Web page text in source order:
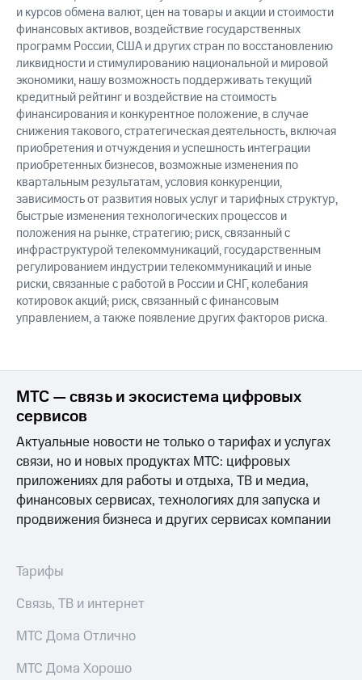
и курсов обмена валют, цен на товары и акции и стоимости
финансовых активов, воздействие государственных
программ России, США и других стран по восстановлению
ликвидности и стимулированию национальной и мировой
экономики, нашу возможность поддерживать текущий
кредитный рейтинг и воздействие на стоимость
финансирования и конкурентное положение, в случае
снижения такового, стратегическая деятельность, включая
приобретения и отчуждения и успешность интеграции
приобретенных бизнесов, возможные изменения по
квартальным результатам, условия конкуренции,
зависимость от развития новых услуг и тарифных структур,
быстрые изменения технологических процессов и
положения на рынке, стратегию; риск, связанный с
инфраструктурой телекоммуникаций, государственным
регулированием индустрии телекоммуникаций и иные
риски, связанные с работой в России и СНГ, колебания
котировок акций; риск, связанный с финансовым
управлением, а также появление других факторов риска.
МТС — связь и экосистема цифровых
сервисов
Актуальные новости не только о тарифах и услугах
связи, но и новых продуктах МТС: цифровых
приложениях для работы и отдыха, ТВ и медиа,
финансовых сервисах, технологиях для запуска и
продвижения бизнеса и других сервисах компании
Тарифы
Связь, ТВ и интернет
МТС Дома Отлично
МТС Дома Хорошо